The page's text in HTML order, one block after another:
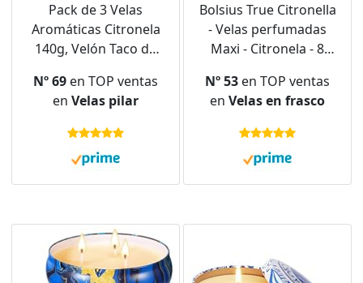
Pack de 3 Velas
Aromáticas Citronela
140g, Velón Taco de
Antimosquitos
Naturales, Ideal para
Jardín, Terraza,
11 x 4.7 cm
Nº 69 en TOP ventas
en Velas pilar
Bolsius True Citronella
- Velas perfumadas
Maxi - Citronela - 8
Combustión 8 horas -
Velas para Exteriores -
Cera Vegetal Natural -
Naturales - Sin Aceite
de Palma
Nº 53 en TOP ventas
en Velas en frasco